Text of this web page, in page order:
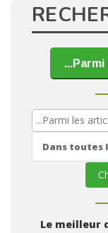
Le meilleur